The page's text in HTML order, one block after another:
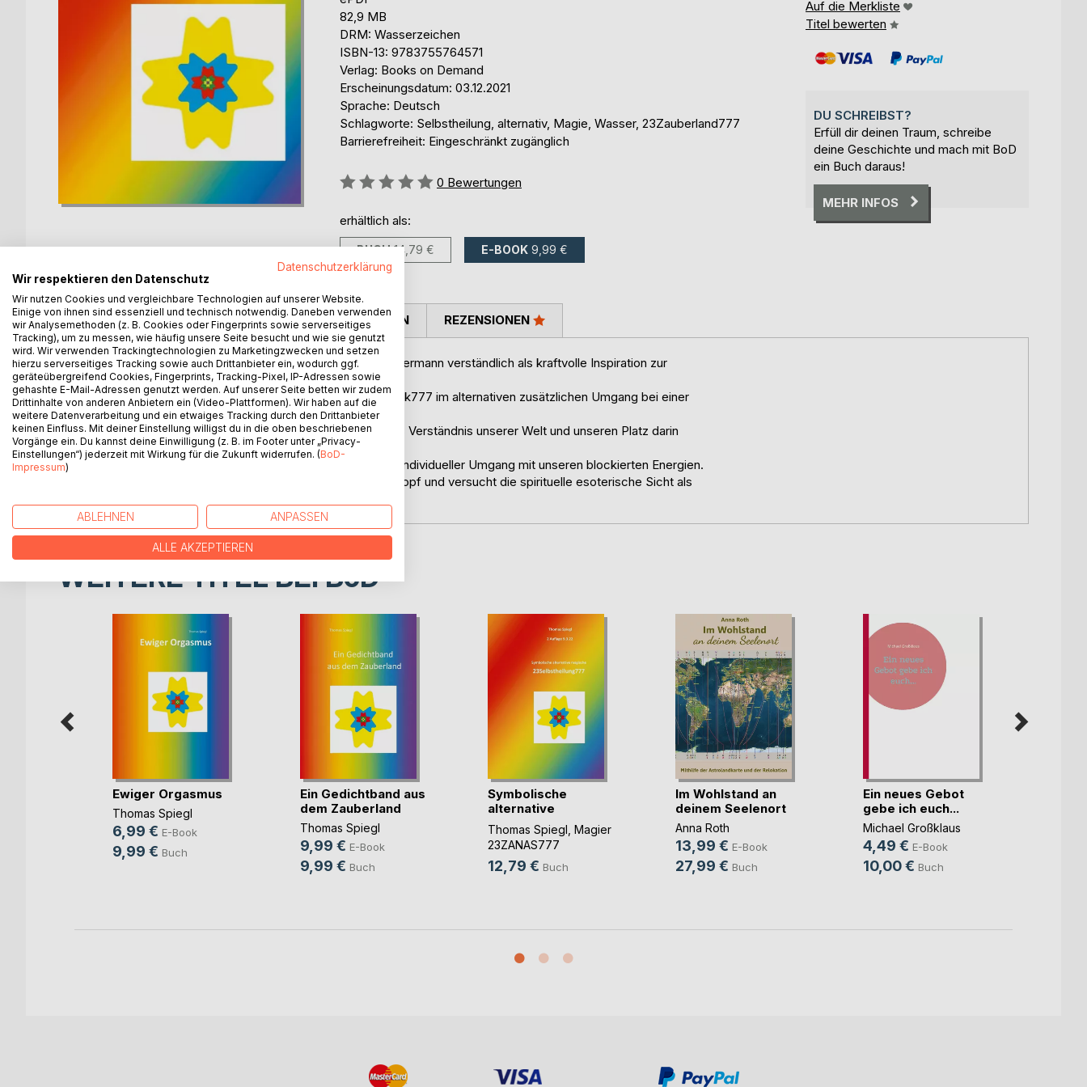
82,9 MB
DRM: Wasserzeichen
ISBN-13: 9783755764571
Verlag: Books on Demand
Erscheinungsdatum: 03.12.2021
Sprache: Deutsch
Schlagworte: Selbstheilung, alternativ, Magie, Wasser, 23Zauberland777
Barrierefreiheit: Eingeschränkt zugänglich
Bewertung::
0 Bewertungen
erhältlich als:
BUCH 14,79 € E-BOOK 9,99 €
Auf die Merkliste
Titel bewerten
DU SCHREIBST?
Erfüll dir deinen Traum, schreibe
deine Geschichte und mach mit BoD
ein Buch daraus!
MEHR INFOS
BESCHREIBUNG
Eine spirituelle magische Anleitung in Wort und Bild für jedermann verständlich als kraftvolle Inspiration zur
Selbstheilung.
Meine Erfahrungen als selbsternannter Zauberer 23Momek777 im alternativen zusätzlichen Umgang bei einer
Erkrankung.
Es sind absurde aber sehr effektive Ideen, die ein tieferes Verständnis unserer Welt und unseren Platz darin
beschreiben und deuten.
Es mutet alles kindlich und verspielt an, es findet sich ein individueller Umgang mit unseren blockierten Energien.
Es stellt das technisch-materialistische Denken auf den Kopf und versucht die spirituelle esoterische Sicht als
AUTOR/IN PRESSESTIMMEN REZENSIONEN
WEITERE TITEL BEIBoD
Ewiger Orgasmus
Thomas Spiegl
6,99 € E-Book
9,99 € Buch
Ein Gedichtband aus
dem Zauberland
Thomas Spiegl
9,99 € E-Book
9,99 € Buch
Symbolische
alternative
magische 2(...)
Thomas Spiegl Magier
23ZANAS777
23Liebe777
12,79 € Buch
Im Wohlstand an
deinem Seelenort
Anna Roth
13,99 € E-Book
27,99 € Buch
Ein neues Gebot
gebe ich euch...
Michael Großklaus
4,49 € E-Book
10,00 € Buch
Datenschutzerklärung
Wir respektieren den Datenschutz
Wir nutzen Cookies und vergleichbare Technologien auf unserer Website.
Einige von ihnen sind essenziell und technisch notwendig. Daneben verwenden
wir Analysemethoden (z. B. Cookies oder Fingerprints sowie serverseitiges
Tracking), um zu messen, wie häufig unsere Seite besucht und wie sie genutzt
wird. Wir verwenden Trackingtechnologien zu Marketingzwecken und setzen
hierzu serverseitiges Tracking sowie auch Drittanbieter ein, wodurch ggf.
geräteübergreifend Cookies, Fingerprints, Tracking-Pixel, IP-Adressen sowie
gehashte E-Mail-Adressen genutzt werden. Auf unserer Seite betten wir zudem
Drittinhalte von anderen Anbietern ein (Video-Plattformen). Wir haben auf die
weitere Datenverarbeitung und ein etwaiges Tracking durch den Drittanbieter
keinen Einfluss. Mit deiner Einstellung willigst du in die oben beschriebenen
Vorgänge ein. Du kannst deine Einwilligung (z. B. im Footer unter „Privacy-
Einstellungen“) jederzeit mit Wirkung für die Zukunft widerrufen. (BoD-
Impressum)
ABLEHNEN ANPASSEN
ALLE AKZEPTIEREN